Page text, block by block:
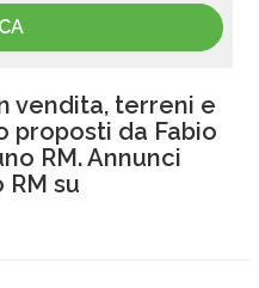
vendita, terreni e
proposti da Fabio
RM. Annunci
su